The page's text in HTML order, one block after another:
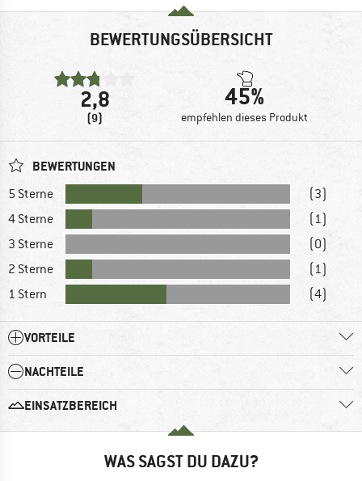
BEWERTUNGSÜBERSICHT
2,8
(9)
45%
empfehlen dieses Produkt
BEWERTUNGEN
5 Sterne
(3)
4 Sterne
(1)
3 Sterne
(0)
2 Sterne
(1)
1 Stern
(4)
VORTEILE
NACHTEILE
EINSATZBEREICH
WAS SAGST DU DAZU?